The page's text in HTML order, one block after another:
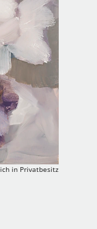
in Privatbesitz